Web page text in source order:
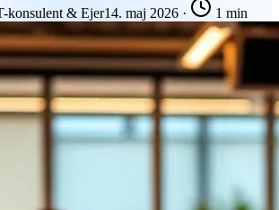
konsulent & Ejer14. maj 2026 · 1 min